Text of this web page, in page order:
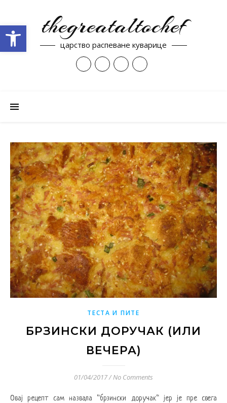
thegreataltochef
царство распеване куварице
ТЕСТА И ПИТЕ
БРЗИНСКИ ДОРУЧАК (ИЛИ
ВЕЧЕРА)
01/04/2017/No Comments
Овај рецепт сам назвала “брзински доручак“ јер је пре свега
Open toolbar